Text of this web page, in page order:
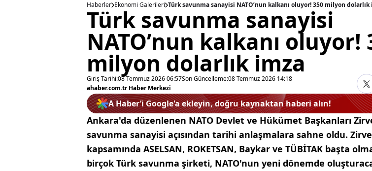
Haberler Ekonomi Galerileri Türk savunma sanayisi NATO’nun kalkanı oluyor! 350 milyon dolarlık
Türk savunma sanayisi
NATO’nun kalkanı oluyor!
milyon dolarlık imza
Giriş Tarihi:08 Temmuz 2026 06:57Son Güncelleme:08 Temmuz 2026 14:18
ahaber.com.tr Haber Merkezi
A Haber’i Google'a ekleyin, doğru kaynaktan haberi alın!
Ankara'da düzenlenen NATO Devlet ve Hükümet Başkanları
savunma sanayisi açısından tarihi anlaşmalara sahne oldu. Zirve
kapsamında ASELSAN, ROKETSAN, Baykar ve TÜBİTAK başta
birçok Türk savunma şirketi, NATO'nun yeni dönemde